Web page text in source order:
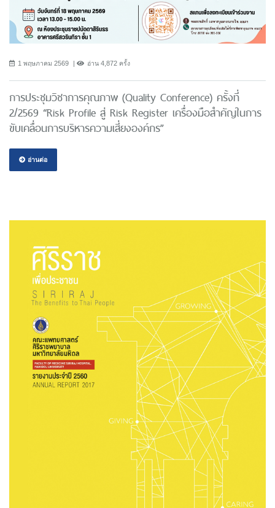
1 พฤษภาคม 2569 อ่าน 4,872 ครั้ง
การประชุมวิชาการคุณภาพ (Quality Conference) ครั้งที่
2/2569 “Risk Profile สู่ Risk Register เครื่องมือสำคัญในการ
ขับเคลื่อนการบริหารความเสี่ยงองค์กร”
อ่านต่อ